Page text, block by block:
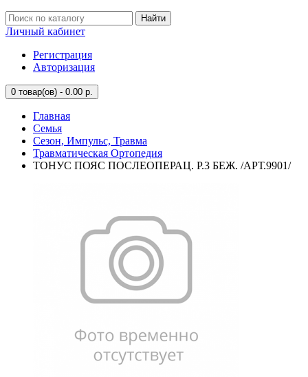
Найти
Личный кабинет
Регистрация
Авторизация
0 товар(ов) - 0.00 р.
Главная
Семья
Сезон, Импульс, Травма
Травматическая Ортопедия
ТОНУС ПОЯС ПОСЛЕОПЕРАЦ. Р.3 БЕЖ. /АРТ.9901/